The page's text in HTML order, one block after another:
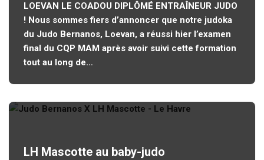
LOEVAN LE COADOU DIPLÔMÉ ENTRAÎNEUR JUDO
! Nous sommes fiers d’annoncer que notre judoka
du Judo Bernanos, Loevan, a réussi hier l’examen
final du CQP MAM après avoir suivi cette formation
tout au long de…
LH Mascotte au baby-judo